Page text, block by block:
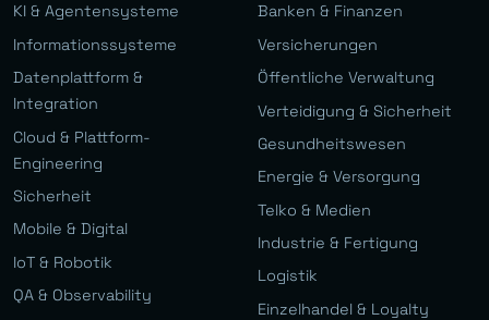
KI & Agentensysteme
Informationssysteme
Datenplattform &
Integration
Cloud & Plattform-
Engineering
Sicherheit
Mobile & Digital
IoT & Robotik
QA & Observability
Banken & Finanzen
Versicherungen
Öffentliche Verwaltung
Verteidigung & Sicherheit
Gesundheitswesen
Energie & Versorgung
Telko & Medien
Industrie & Fertigung
Logistik
Einzelhandel & Loyalty